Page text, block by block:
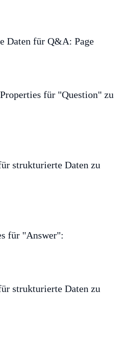
für "Question" zu
für "Answer":